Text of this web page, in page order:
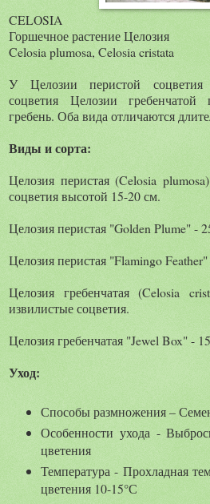
CELOSIA
Горшечное растение Целозия
Celosia plumosa, Celosia cristata
У Целозии перистой
соцветия Целозии
гребень. Оба вида отличаются
Виды и сорта:
Целозия перистая (Celosia
соцветия высотой 15-20 см.
Целозия перистая "Golden Plume" -
Целозия перистая "Flamingo
Целозия гребенчатая (Celosia
извилистые соцветия.
Целозия гребенчатая "Jewel Box" -
Уход:
Способы размножения –
Особенности ухода -
цветения
Температура - Прохладная
цветения 10-15°С